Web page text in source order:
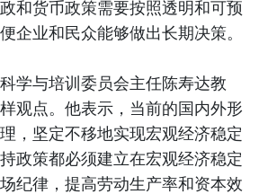
和货币政策需要按照透明和可预
企业和民众能够做出长期决策。
学与培训委员会主任陈寿达教
观点。他表示，当前的国内外形
，坚定不移地实现宏观经济稳定
政策都必须建立在宏观经济稳定
纪律，提高劳动生产率和资本效